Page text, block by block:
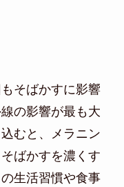
そばかすに影響
の影響が最も大
むと、メラニン
ばかすを濃くす
生活習慣や食事